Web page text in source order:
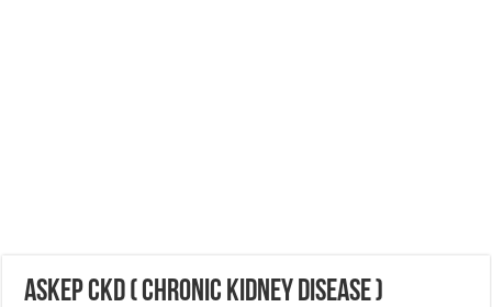
ASKEP CKD ( CHRONIC KIDNEY DISEASE )